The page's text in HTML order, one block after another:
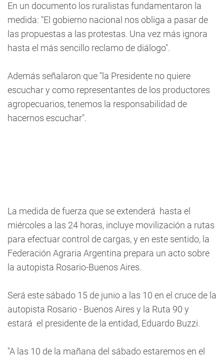
En un documento los ruralistas fundamentaron la
medida: "El gobierno nacional nos obliga a pasar de
las propuestas a las protestas. Una vez más ignora
hasta el más sencillo reclamo de diálogo".
Además señalaron que "la Presidente no quiere
escuchar y como representantes de los productores
agropecuarios, tenemos la responsabilidad de
hacernos escuchar".
La medida de fuerza que se extenderá hasta el
miércoles a las 24 horas, incluye movilización a rutas
para efectuar control de cargas, y en este sentido, la
Federación Agraria Argentina prepara un acto sobre
la autopista Rosario-Buenos Aires.
Será este sábado 15 de junio a las 10 en el cruce de la
autopista Rosario - Buenos Aires y la Ruta 90 y
estará el presidente de la entidad, Eduardo Buzzi.
"A las 10 de la mañana del sábado estaremos en el